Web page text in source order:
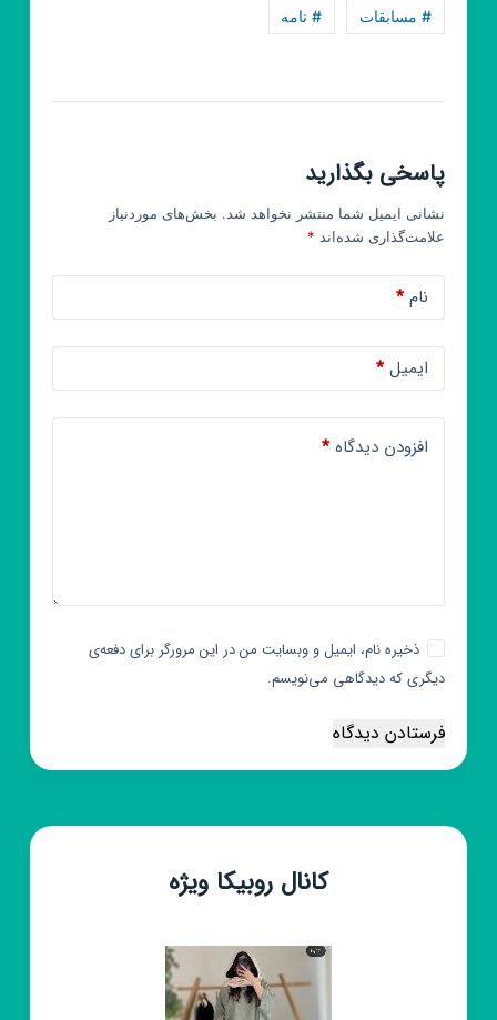
ای
# مسابقات # نامه
پاسخی بگذارید
نشانی ایمیل شما منتشر نخواهد شد. بخش‌های موردنیاز
علامت‌گذاری شده‌اند *
نام*
ایمیل*
افزودن دیدگاه*
ذخیره نام، ایمیل و وبسایت من در این مرورگر برای دفعه‌ی
دیگری که دیدگاهی می‌نویسم.
فرستادن دیدگاه
کانال روبیکا ویژه